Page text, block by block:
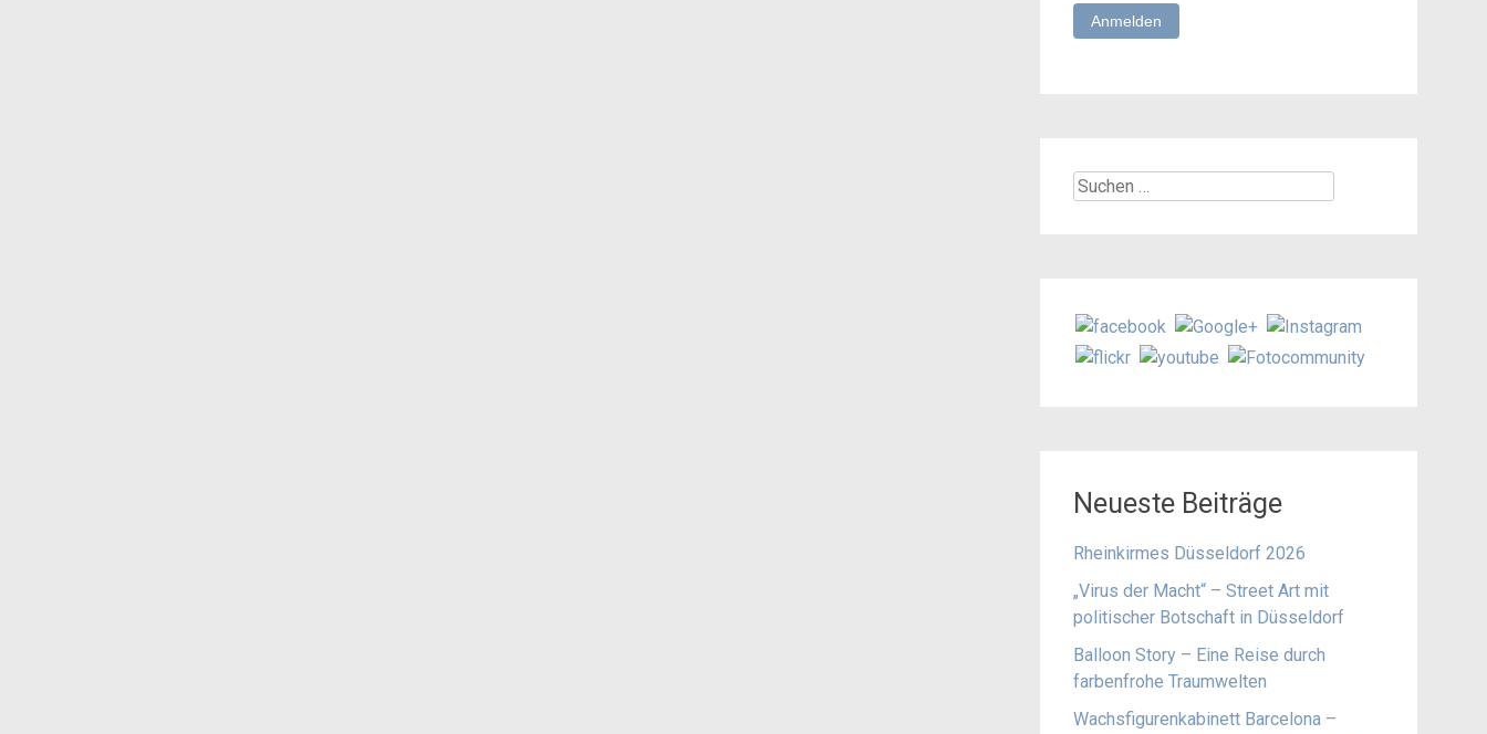
Suchen
Neueste Beiträge
Rheinkirmes Düsseldorf 2026
„Virus der Macht“ – Street Art mit
politischer Botschaft in Düsseldorf
Balloon Story – Eine Reise durch
farbenfrohe Traumwelten
Wachsfigurenkabinett Barcelona –